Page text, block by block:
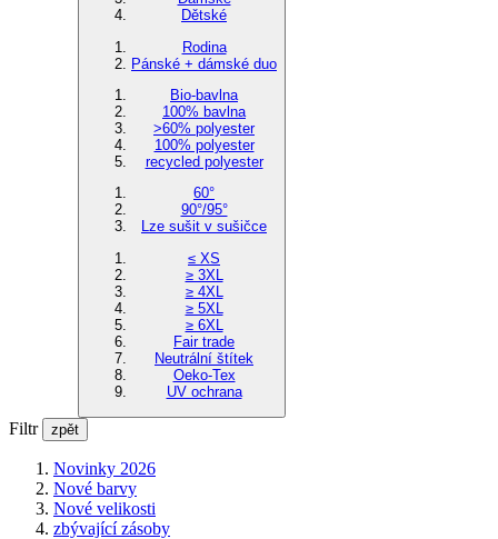
Dětské
Rodina
Pánské + dámské duo
Bio-bavlna
100% bavlna
>60% polyester
100% polyester
recycled polyester
60°
90°/95°
Lze sušit v sušičce
≤ XS
≥ 3XL
≥ 4XL
≥ 5XL
≥ 6XL
Fair trade
Neutrální štítek
Oeko-Tex
UV ochrana
Filtr zpět
Novinky 2026
Nové barvy
Nové velikosti
zbývající zásoby